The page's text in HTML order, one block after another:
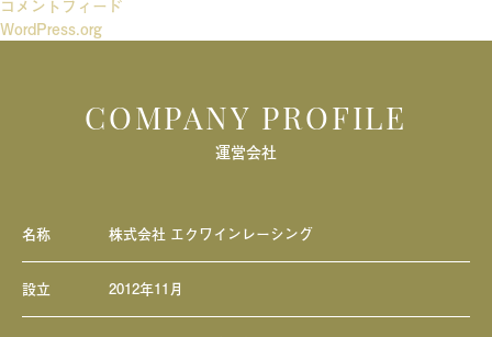
コメントフィード
WordPress.org
COMPANY PROFILE
運営会社
名称 株式会社 エクワインレーシング
設立 2012年11月